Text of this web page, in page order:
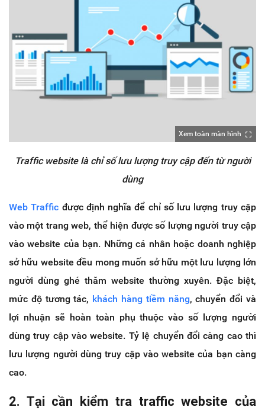
Xem toàn màn hình
Traffic website là chỉ số lưu lượng truy cập đến từ người
dùng
Web Traffic được định nghĩa để chỉ số lưu lượng truy cập
vào một trang web, thể hiện được số lượng người truy cập
vào website của bạn. Những cá nhân hoặc doanh nghiệp
sở hữu website đều mong muốn sở hữu một lưu lượng lớn
người dùng ghé thăm website thường xuyên. Đặc biệt,
mức độ tương tác, khách hàng tiềm năng, chuyển đổi và
lợi nhuận sẽ hoàn toàn phụ thuộc vào số lượng người
dùng truy cập vào website. Tỷ lệ chuyển đổi càng cao thì
lưu lượng người dùng truy cập vào website của bạn càng
cao.
2. Tại cần kiểm tra traffic website của